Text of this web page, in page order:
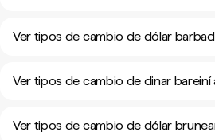
Ver tipos de cambio de dólar
Ver tipos de cambio de dinar
Ver tipos de cambio de dólar